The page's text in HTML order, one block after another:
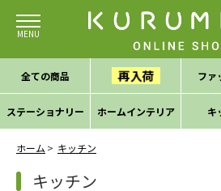
全ての商品 再入荷 ファ
ステーショナリー ホームインテリア キ
ホーム キッチン
キッチン